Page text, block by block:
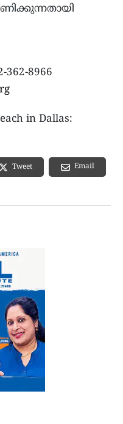
8966
in Dallas:
Tweet Email